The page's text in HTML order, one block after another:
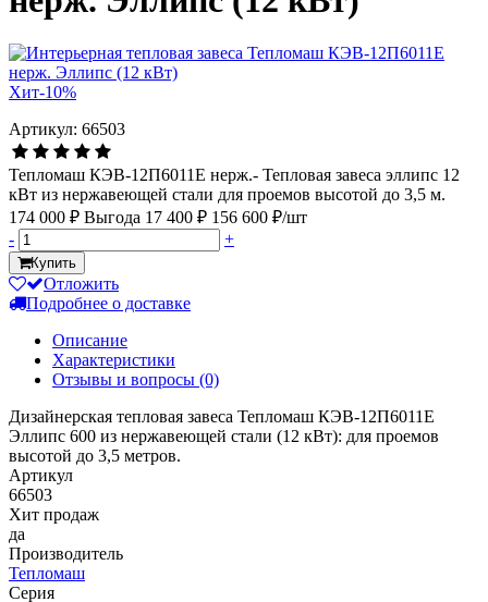
Хит-10%
Артикул: 66503
Тепломаш КЭВ-12П6011Е нерж.- Тепловая завеса эллипс 12
кВт из нержавеющей стали для проемов высотой до 3,5 м.
174 000 ₽ Выгода 17 400 ₽ 156 600 ₽/шт
-
+
Купить
Отложить
Подробнее о доставке
Описание
Характеристики
Отзывы и вопросы (0)
Дизайнерская тепловая завеса Тепломаш КЭВ-12П6011Е
Эллипс 600 из нержавеющей стали (12 кВт): для проемов
высотой до 3,5 метров.
Артикул
66503
Хит продаж
да
Производитель
Тепломаш
Серия